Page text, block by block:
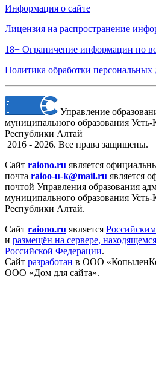
Информация о сайте
Лицензия на распространение
18+ Ограничение информации по
Политика обработки
Управление
муниципального образования
Республики Алтай
2016 - 2026. Все права защищены.
Сайт raiono.ru является
почта raioo-u-k@mail.ru является
почтой Управления образования
муниципального образования
Республики Алтай.
Сайт raiono.ru является
и размещён на сервере,
Российской Федерации.
Сайт разработан в ООО
ООО «Дом для сайта».